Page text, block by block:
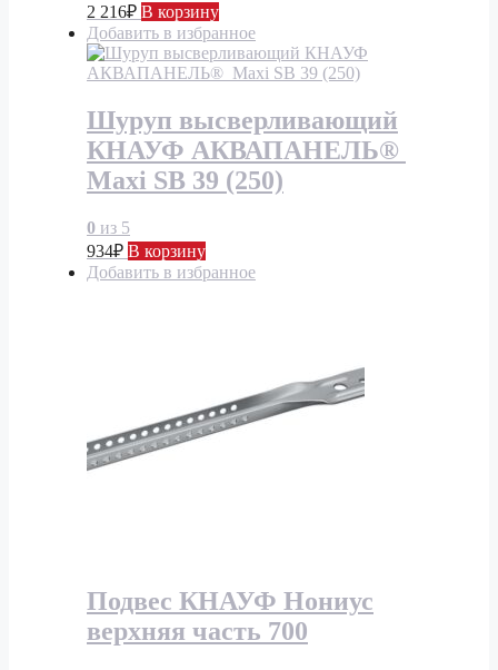
2 216₽ В корзину
Добавить в избранное
Шуруп высверливающий
КНАУФ АКВАПАНЕЛЬ®
Maxi SB 39 (250)
0 из 5
934₽ В корзину
Добавить в избранное
Подвес КНАУФ Нониус
верхняя часть 700